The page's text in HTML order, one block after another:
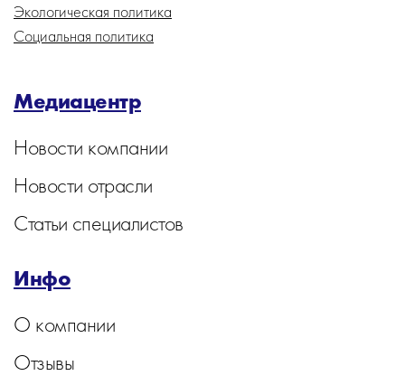
Экологическая политика
Социальная политика
Медиацентр
Новости компании
Новости отрасли
Статьи специалистов
Инфо
О компании
Отзывы